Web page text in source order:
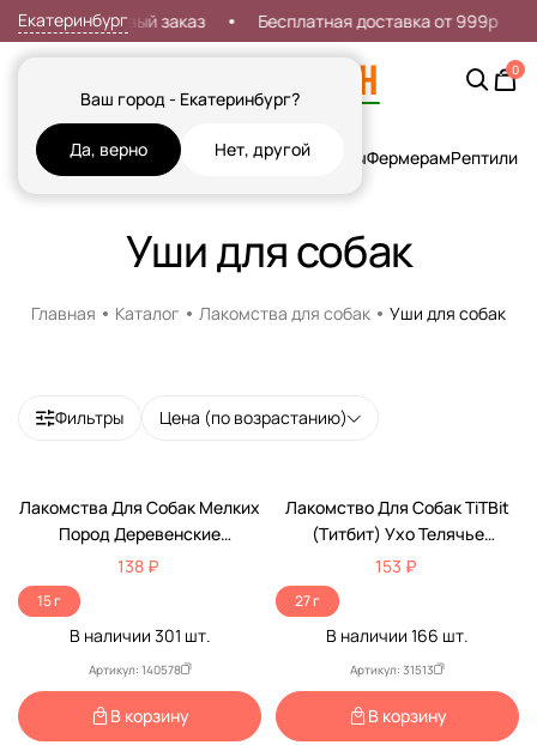
Екатеринбург
Ваш город - Екатеринбург?
Да, верно Нет, другой
7% на первый заказ Бесплатная доставка от 999р
0
Кошки СобакиРыбы Грызуны и Хорьки ПтицыФермерамРептилии
Уши для собак
Главная Каталог Лакомства для собак Уши для собак
Фильтры Цена (по возрастанию)
Лакомства Для Собак Мелких
Пород Деревенские
Лакомства Уши Кроличьи 15г
138 ₽
15 г
В наличии 301 шт.
Артикул: 140578
В корзину
Лакомство Для Собак TiTBit
(Титбит) Ухо Телячье
Большое 27г 319625
153 ₽
27 г
В наличии 166 шт.
Артикул: 31513
В корзину